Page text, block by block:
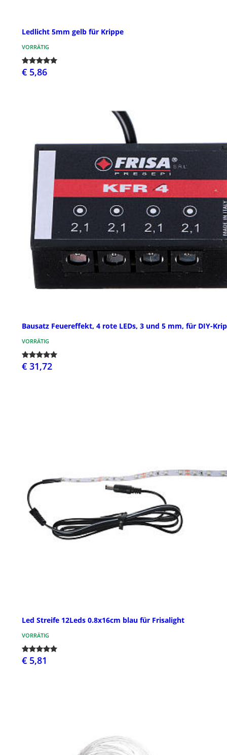
Ledlicht 5mm gelb für Krippe
VORRÄTIG
€ 5,86
Bausatz Feuereffekt, 4 rote LEDs, 3 und 5 mm, für DIY-
VORRÄTIG
€ 31,72
Led Streife 12Leds 0.8x16cm blau für Frisalight
VORRÄTIG
€ 5,81